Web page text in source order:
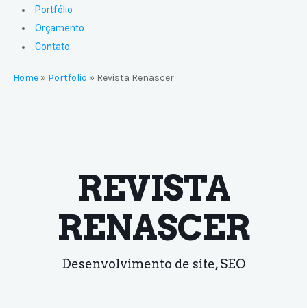
Portfólio
Orçamento
Contato
Home» Portfolio » Revista Renascer
REVISTA
RENASCER
Desenvolvimento de site, SEO